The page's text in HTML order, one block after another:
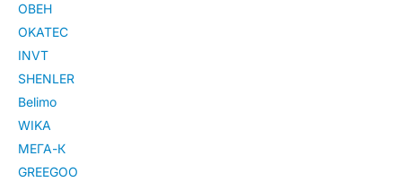
ОВЕН
OKATEC
INVT
SHENLER
Belimo
WIKA
МЕГА-К
GREEGOO